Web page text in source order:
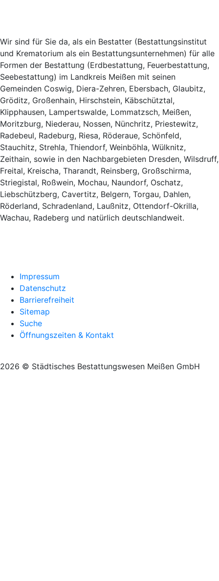
Wir sind für Sie da, als ein Bestatter (Bestattungsinstitut
und Krematorium als ein Bestattungsunternehmen) für alle
Formen der Bestattung (Erdbestattung, Feuerbestattung,
Seebestattung) im Landkreis Meißen mit seinen
Gemeinden Coswig, Diera-Zehren, Ebersbach, Glaubitz,
Gröditz, Großenhain, Hirschstein, Käbschütztal,
Klipphausen, Lampertswalde, Lommatzsch, Meißen,
Moritzburg, Niederau, Nossen, Nünchritz, Priestewitz,
Radebeul, Radeburg, Riesa, Röderaue, Schönfeld,
Stauchitz, Strehla, Thiendorf, Weinböhla, Wülknitz,
Zeithain, sowie in den Nachbargebieten Dresden, Wilsdruff,
Freital, Kreischa, Tharandt, Reinsberg, Großschirma,
Striegistal, Roßwein, Mochau, Naundorf, Oschatz,
Liebschützberg, Cavertitz, Belgern, Torgau, Dahlen,
Röderland, Schradenland, Laußnitz, Ottendorf-Okrilla,
Wachau, Radeberg und natürlich deutschlandweit.
Impressum
Datenschutz
Barrierefreiheit
Sitemap
Suche
Öffnungszeiten & Kontakt
2026 © Städtisches Bestattungswesen Meißen GmbH